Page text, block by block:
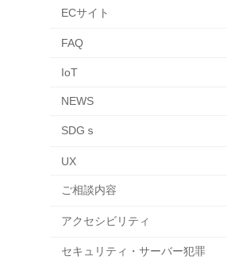
ECサイト
FAQ
IoT
NEWS
SDGｓ
UX
ご相談内容
アクセシビリティ
セキュリティ・サーバー犯罪